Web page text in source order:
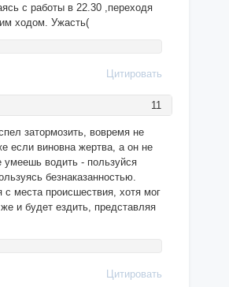
с работы в 22.30 ,переходя
ходом. Ужасть(
Цитировать
11
затормозить, вовремя не
если виновна жертва, а он не
умеешь водить - пользуйся
безнаказанностью.
места происшествия, хотя мог
и будет ездить, представляя
Цитировать